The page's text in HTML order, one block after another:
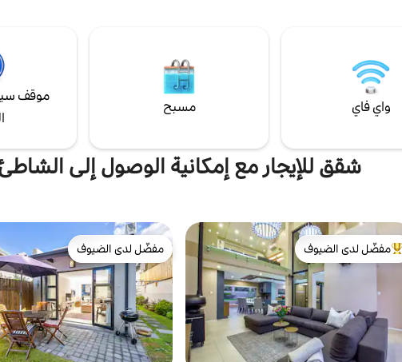
واي فاي مسبح
موقف
شقق للإيجار مع إمكانية الوصول إلى
من أبرز البيوت المفضّلة لدى الضيوف
مفضّل لدى الضيوف
مفضّل لدى الضيوف
مفضّل لدى الضيوف